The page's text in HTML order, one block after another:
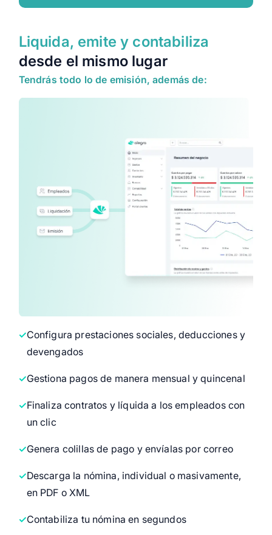
Liquida, emite y contabiliza
desde el mismo lugar
Tendrás todo lo de emisión, además de:
Configura prestaciones sociales, deducciones y
devengados
Gestiona pagos de manera mensual y quincenal
Finaliza contratos y líquida a los empleados con
un clic
Genera colillas de pago y envíalas por correo
Descarga la nómina, individual o masivamente,
en PDF o XML
Contabiliza tu nómina en segundos